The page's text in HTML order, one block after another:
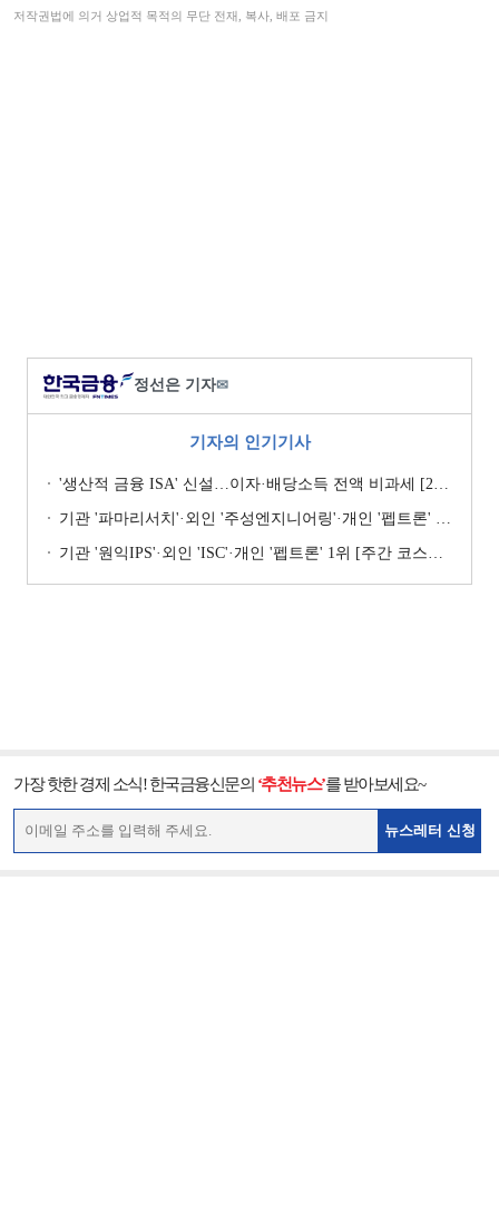
저작권법에 의거 상업적 목적의 무단 전재, 복사, 배포 금지
정선은 기자✉
기자의 인기기사
'생산적 금융 ISA' 신설…이자·배당소득 전액 비과세 [2026 세제개편안]
기관 '파마리서치'·외인 '주성엔지니어링'·개인 '펩트론' 1위 [주간 코스닥 순매수- 2026년 7월27일~7월31일]
기관 '원익IPS'·외인 'ISC'·개인 '펩트론' 1위 [주간 코스닥 순매수- 2026년 7월6일~7월10일]
가장 핫한 경제 소식! 한국금융신문의 ‘추천뉴스’를 받아보세요~
뉴스레터 신청